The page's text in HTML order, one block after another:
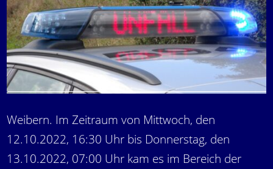
Weibern. Im Zeitraum von Mittwoch, den
12.10.2022, 16:30 Uhr bis Donnerstag, den
13.10.2022, 07:00 Uhr kam es im Bereich der